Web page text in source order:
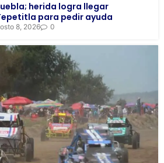
herida logra llegar
para pedir ayuda
8, 2026 0